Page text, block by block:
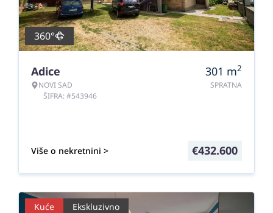
360°
Adice
NOVI SAD
ŠIFRA: #543946
301 m2
SPRATNA
Više o nekretnini > €432.600
Kuće Ekskluzivno